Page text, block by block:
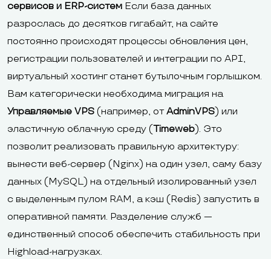
сервисов и ERP-систем Если база данных
разрослась до десятков гигабайт, на сайте
постоянно происходят процессы обновления цен,
регистрации пользователей и интеграции по API,
виртуальный хостинг станет бутылочным горлышком.
Вам категорически необходима миграция на
Управляемые VPS (например, отAdminVPS) или
эластичную облачную среду (Timeweb). Это
позволит реализовать правильную архитектуру:
вынести веб-сервер (Nginx) на один узел, саму базу
данных (MySQL) на отдельный изолированный узел
с выделенным пулом RAM, а кэш (Redis) запустить в
оперативной памяти. Разделение служб —
единственный способ обеспечить стабильность при
Highload-нагрузках.